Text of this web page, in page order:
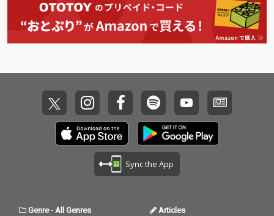
Sync the App
Genre-All Genres Articles